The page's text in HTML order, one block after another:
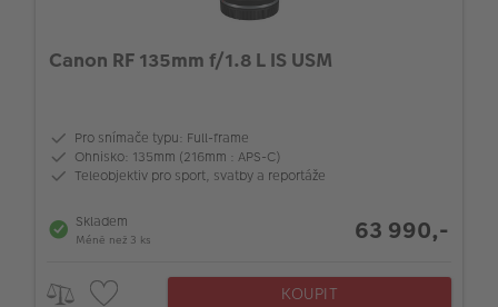
Canon RF 135mm f/1.8 L IS USM
Pro snímače typu: Full-frame
Ohnisko: 135mm (216mm : APS-C)
Teleobjektiv pro sport, svatby a reportáže
Skladem
Méně než 3 ks 63 990,-
KOUPIT